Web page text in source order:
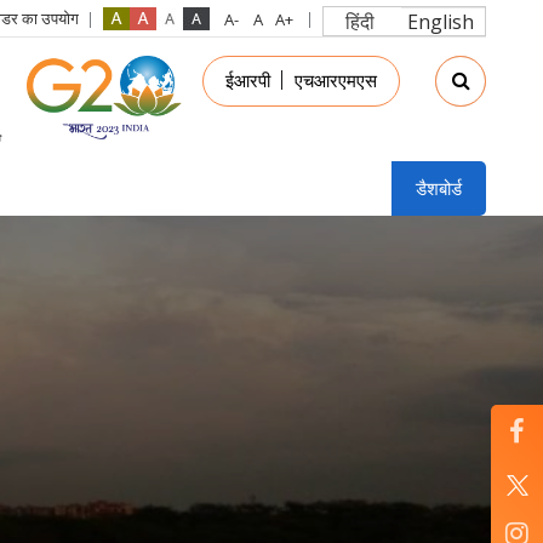
का उपयोग हिंदी English
ईआरपी एचआरएमएस
डैशबोर्ड